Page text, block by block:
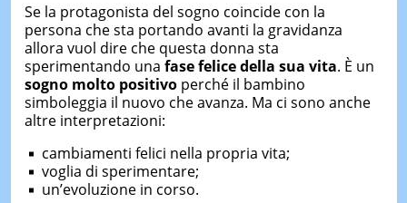
Se la protagonista del sogno coincide con la
persona che sta portando avanti la gravidanza
allora vuol dire che questa donna sta
sperimentando una fase felice della sua vita. È un
sogno molto positivoperché il bambino
simboleggia il nuovo che avanza. Ma ci sono anche
altre interpretazioni:
cambiamenti felici nella propria vita;
voglia di sperimentare;
un’evoluzione in corso.